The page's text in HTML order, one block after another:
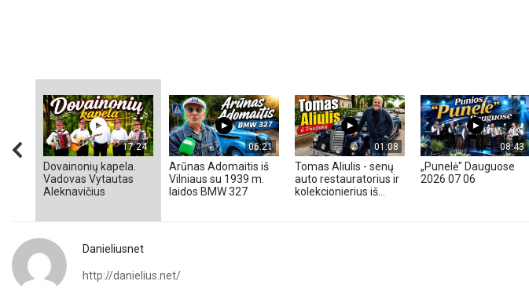
17:24
Dovainonių kapela.
Vadovas Vytautas
Aleknavičius
06:21
Arūnas Adomaitis iš
Vilniaus su 1939 m.
laidos BMW 327
01:08
Tomas Aliulis - senų
auto restauratorius ir
kolekcionierius iš...
08:43
„Punelė" Dauguose
2026 07 06
Danieliusnet
http://danielius.net/